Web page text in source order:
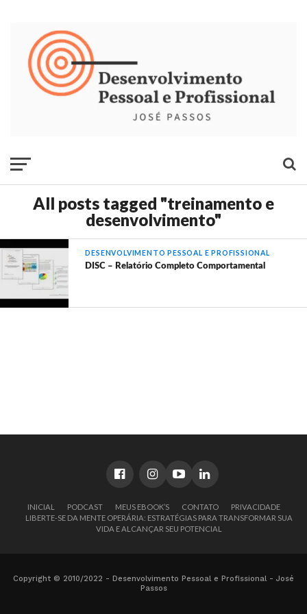
All posts tagged "treinamento e
desenvolvimento"
DESENVOLVIMENTO PESSOAL E PROFISSIONAL
DISC – Relatório Completo Comportamental
INICIAL PODCAST MEUS EBOOK’S CONTATO
PRIVACIDADE
LIBERTE-SE DA MENTE OPERÁRIA: ESTRATÉGIAS PARA TRANSFORMAR SUA
VIDA E ALCANÇAR SEU POTENCIAL
Copyright © 2010/2022 - Desenvolvimento Pessoal e Profissional - José
Passos